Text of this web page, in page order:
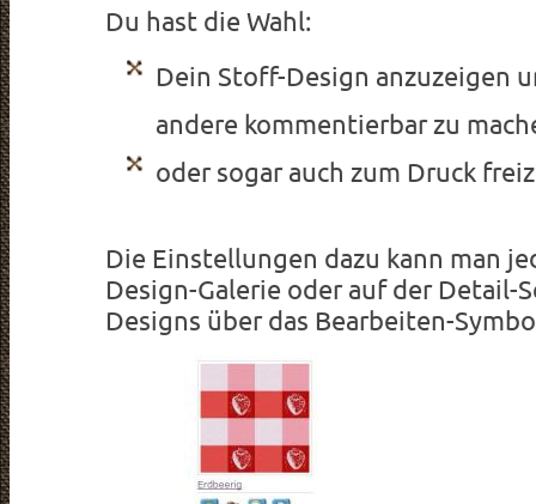
Du hast die Wahl:
Dein Stoff-Design anzuzeigen
andere kommentierbar zu
oder sogar auch zum Druck
Die Einstellungen dazu kann man
Design-Galerie oder auf der Detail-
Designs über das Bearbeiten-